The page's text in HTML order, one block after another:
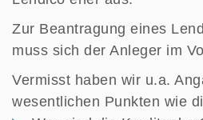
Zur Beantragung eines
muss sich der Anleger im
Vermisst haben wir u.a.
wesentlichen Punkten wie